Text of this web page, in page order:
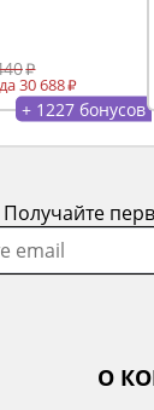
30 688
+ 1227 бонусов
Получайте
О